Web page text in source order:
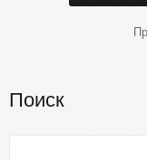
Поиск